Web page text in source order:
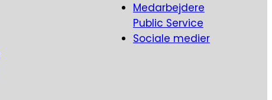
Medarbejdere
Public Service
Sociale medier